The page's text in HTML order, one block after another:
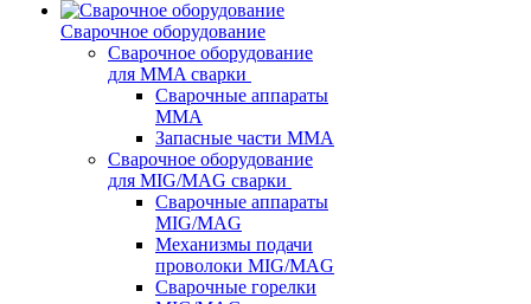
Сварочное оборудование
Сварочное оборудование
для MMA сварки
Сварочные аппараты
MMA
Запасные части MMA
Сварочное оборудование
для MIG/MAG сварки
Сварочные аппараты
MIG/MAG
Механизмы подачи
проволоки MIG/MAG
Сварочные горелки